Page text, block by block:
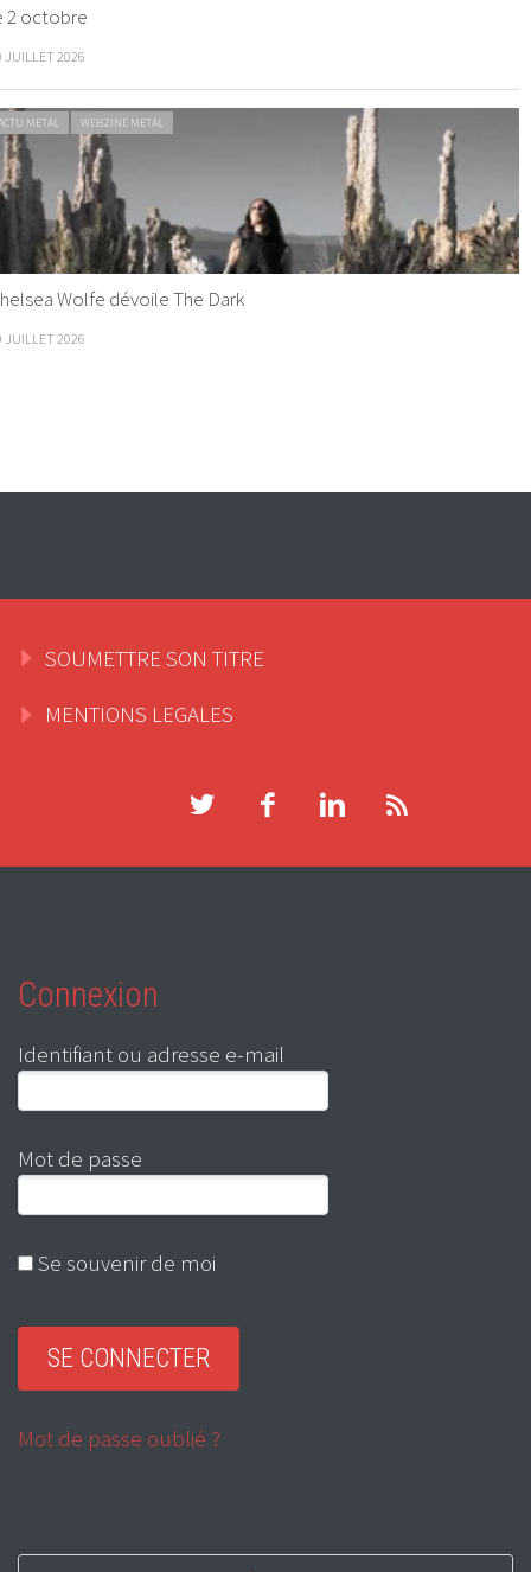
2 octobre
JUILLET 2026
METAL WEBZINE METAL
Wolfe dévoile The Dark
JUILLET 2026
SOUMETTRE SON TITRE
MENTIONS LEGALES
Connexion
Identifiant ou adresse e-mail
Mot de passe
Se souvenir de moi
Mot de passe oublié ?